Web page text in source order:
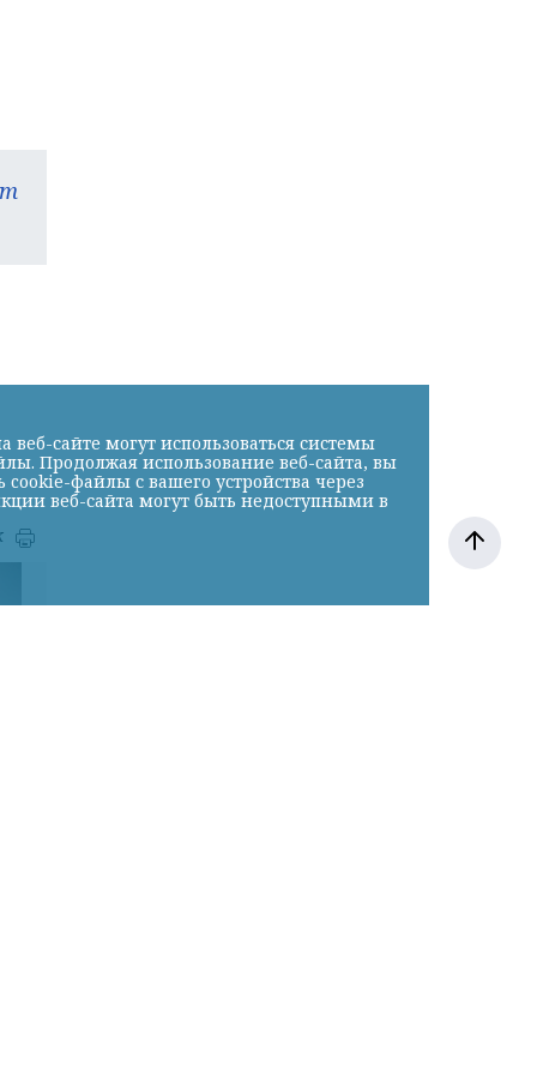
сайте могут использоваться системы
Продолжая использование веб-сайта, вы
файлы с вашего устройства через
веб-сайта могут быть недоступными в